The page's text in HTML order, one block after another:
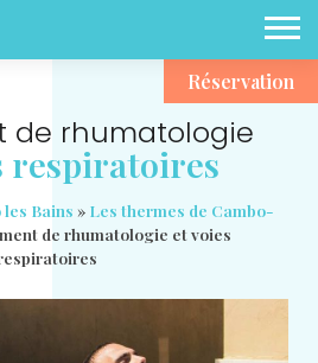
Réservation
de rhumatologie
respiratoires
Bains » Les thermes de Cambo-
de rhumatologie et voies